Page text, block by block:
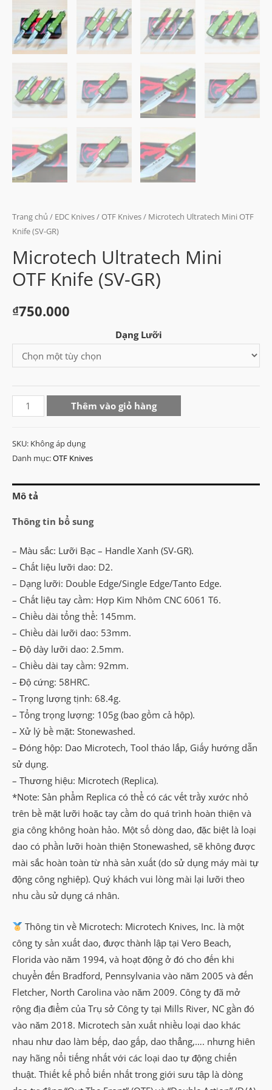
Trang chủ / EDC Knives/OTF Knives/ Microtech Ultratech Mini OTF
Knife (SV-GR)
Microtech Ultratech Mini
OTF Knife (SV-GR)
₫750.000
Dạng Lưỡi
Microtech
Ultratech
(SV-
GR)
số
Thêm vào giỏ hàng
SKU: Không áp dụng
Danh mục:OTF Knives
Mô tả
Thông tin bổ sung
– Màu sắc: Lưỡi Bạc – Handle Xanh (SV-GR).
– Chất liệu lưỡi dao: D2.
– Dạng lưỡi: Double Edge/Single Edge/Tanto Edge.
– Chất liệu tay cầm: Hợp Kim Nhôm CNC 6061 T6.
– Chiều dài tổng thể: 145mm.
– Chiều dài lưỡi dao: 53mm.
– Độ dày lưỡi dao: 2.5mm.
– Chiều dài tay cầm: 92mm.
– Độ cứng: 58HRC.
– Trọng lượng tịnh: 68.4g.
– Tổng trọng lượng: 105g (bao gồm cả hộp).
– Xử lý bề mặt: Stonewashed.
– Đóng hộp: Dao Microtech, Tool tháo lắp, Giấy hướng dẫn
sử dụng.
– Thương hiệu: Microtech (Replica).
*Note: Sản phẩm Replica có thể có các vết trầy xước nhỏ
trên bề mặt lưỡi hoặc tay cầm do quá trình hoàn thiện và
gia công không hoàn hảo. Một số dòng dao, đặc biệt là loại
dao có phần lưỡi hoàn thiện Stonewashed, sẽ không được
mài sắc hoàn toàn từ nhà sản xuất (do sử dụng máy mài tự
động công nghiệp). Quý khách vui lòng mài lại lưỡi theo
nhu cầu sử dụng cá nhân.
Thông tin về Microtech: Microtech Knives, Inc. là một
công ty sản xuất dao, được thành lập tại Vero Beach,
Florida vào năm 1994, và hoạt động ở đó cho đến khi
chuyển đến Bradford, Pennsylvania vào năm 2005 và đến
Fletcher, North Carolina vào năm 2009. Công ty đã mở
rộng địa điểm của Trụ sở Công ty tại Mills River, NC gần đó
vào năm 2018. Microtech sản xuất nhiều loại dao khác
nhau như dao làm bếp, dao gấp, dao thẳng,…. nhưng hiên
nay hãng nổi tiếng nhất với các loại dao tự động chiến
thuật. Thiết kế phổ biến nhất trong giới sưu tập là dòng